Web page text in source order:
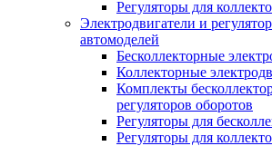
Регуляторы для
Электродвигатели и
автомоделей
Бесколлекторные
Коллекторные
Комплекты
регуляторов оборотов
Регуляторы для
Регуляторы для